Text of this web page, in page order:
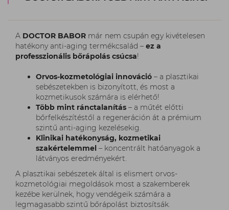
A DOCTOR BABOR már nem csupán egy kivételesen
hatékony anti-aging termékcsalád – ez a
professzionális bőrápolás csúcsa!
Orvos-kozmetológiai innováció – a plasztikai
sebészetekben is bizonyított, és most a
kozmetikusok számára is elérhető!
Több mint ránctalanítás – a műtét előtti
bőrfelkészítéstől a regeneráción át a prémium
szintű anti-aging kezelésekig.
Klinikai hatékonyság, kozmetikai
szakértelemmel – koncentrált hatóanyagok a
látványos eredményekért.
A plasztikai sebészetek által is elismert orvos-
kozmetológiai megoldások most a szakemberek
kezébe kerülnek, hogy vendégeik számára a
legmagasabb szintű bőrápolást biztosítsák.